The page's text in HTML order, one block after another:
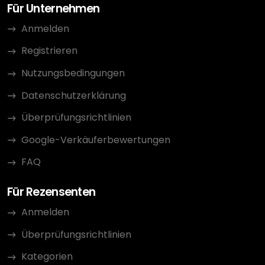
Für Unternehmen
Anmelden
Registrieren
Nutzungsbedingungen
Datenschutzerklärung
Überprüfungsrichtlinien
Google-Verkäuferbewertungen
FAQ
Für Rezensenten
Anmelden
Überprüfungsrichtlinien
Kategorien